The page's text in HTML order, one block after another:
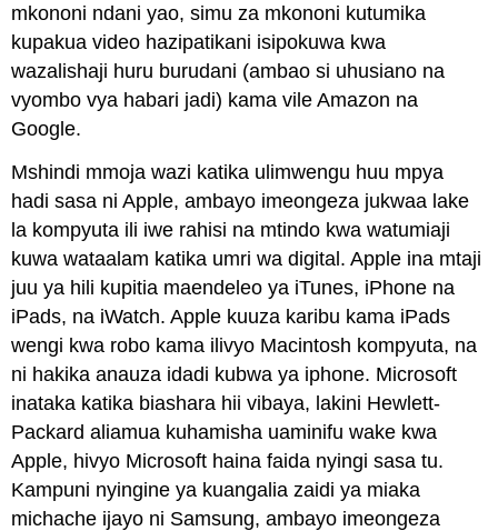
mkononi ndani yao, simu za mkononi kutumika
kupakua video hazipatikani isipokuwa kwa
wazalishaji huru burudani (ambao si uhusiano na
vyombo vya habari jadi) kama vile Amazon na
Google.
Mshindi mmoja wazi katika ulimwengu huu mpya
hadi sasa ni Apple, ambayo imeongeza jukwaa lake
la kompyuta ili iwe rahisi na mtindo kwa watumiaji
kuwa wataalam katika umri wa digital. Apple ina mtaji
juu ya hili kupitia maendeleo ya iTunes, iPhone na
iPads, na iWatch. Apple kuuza karibu kama iPads
wengi kwa robo kama ilivyo Macintosh kompyuta, na
ni hakika anauza idadi kubwa ya iphone. Microsoft
inataka katika biashara hii vibaya, lakini Hewlett-
Packard aliamua kuhamisha uaminifu wake kwa
Apple, hivyo Microsoft haina faida nyingi sasa tu.
Kampuni nyingine ya kuangalia zaidi ya miaka
michache ijayo ni Samsung, ambayo imeongeza